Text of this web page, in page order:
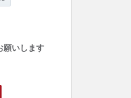
願いします